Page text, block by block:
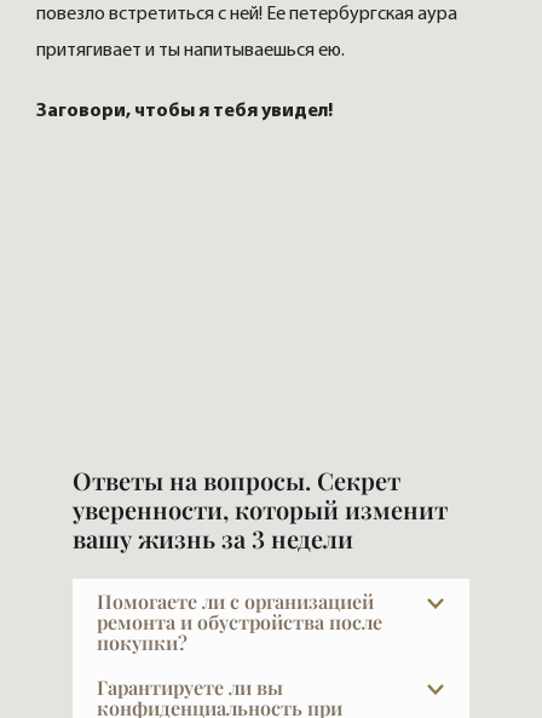
повезло встретиться с ней! Ее петербургская аура
притягивает и ты напитываешься ею.
Заговори, чтобы я тебя увидел!
Ответы на вопросы. Секрет
уверенности, который изменит
вашу жизнь за 3 недели
Помогаете ли с организацией
ремонта и обустройства после
покупки?
Да, и это очень важный выбор — найти
дизайнера и строителя по рекомендации.
Гарантируете ли вы
конфиденциальность при